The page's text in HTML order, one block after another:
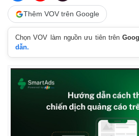
Thêm VOV trên Google
Chọn VOV làm nguồn ưu tiên trên
dẫn.